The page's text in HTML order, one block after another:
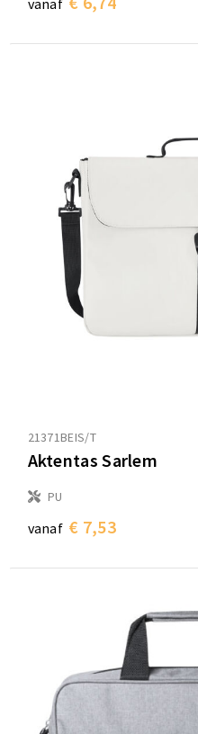
vanaf
21371BEIS/T
Aktentas Sarlem
PU
vanaf € 7,53